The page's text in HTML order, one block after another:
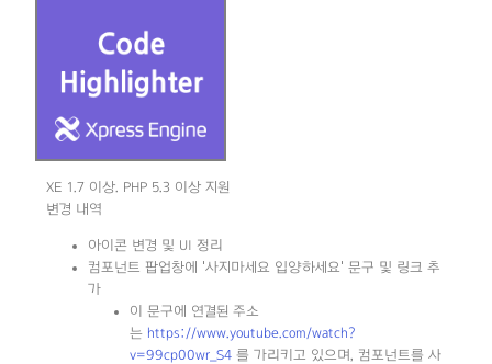
XE 1.7 이상. PHP 5.3 이상 지원
변경 내역
아이콘 변경 및 UI 정리
컴포넌트 팝업창에 '사지마세요 입양하세요' 문구 및 링크 추
가
이 문구에 연결된 주소
는 https://www.youtube.com/watch?
v=99cp00wr_S4 를 가리키고 있으며, 컴포넌트를 사